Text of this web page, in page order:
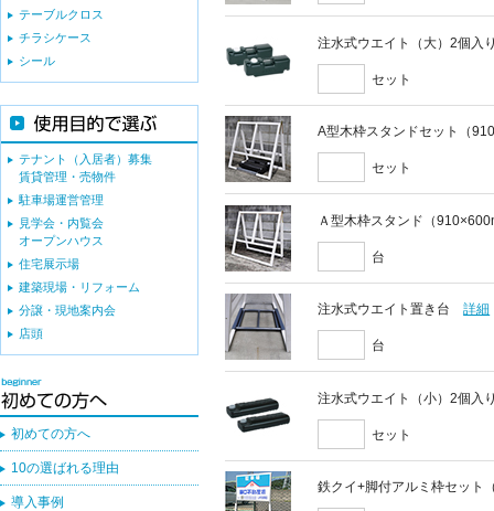
注水式ウエイト（大）2個入
セット
A型木枠スタンドセット（
セット
Ａ型木枠スタンド（
台
注水式ウエイト置き台 詳細
台
注水式ウエイト（小）2個入
セット
鉄クイ+脚付アルミ枠セット
テーブルクロス
チラシケース
シール
テナント（入居者）募集
賃貸管理・売物件
駐車場運営管理
見学会・内覧会
オープンハウス
住宅展示場
建築現場・リフォーム
分譲・現地案内会
店頭
初めての方へ
10の選ばれる理由
導入事例